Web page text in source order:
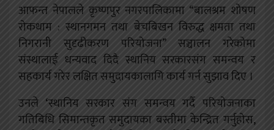
आफन्त नेपालले कृष्णपुर नगरपालिकामा “बालश्रम शोषण
रोकथाम : स्थानगमन तथा बेचबिखन विरुद्ध क्षमता तथा
निगरानी सुदृढीकरण परियोजना” सञ्चालन गरेकोमा
संस्थालाई धन्यवाद दिदै स्थानिय सरकारसंग समन्वय र
सहकार्य गरेर लक्षित समुदायकालागि कार्य गर्न सुझाव दिए ।
उनले ‘स्थानिय सरकार संग समन्वय गर्दै परियोजनाका
गतिबिधि सिमान्तकृत समुदायका बस्तीमा केन्द्रित गर्नुहोस,